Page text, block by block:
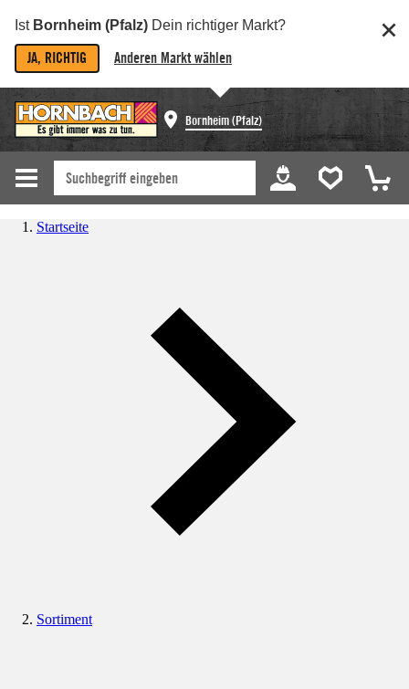
Ist Bornheim (Pfalz) Dein richtiger Markt?
JA, RICHTIG Anderen Markt wählen
Bornheim (Pfalz)
Startseite
Sortiment